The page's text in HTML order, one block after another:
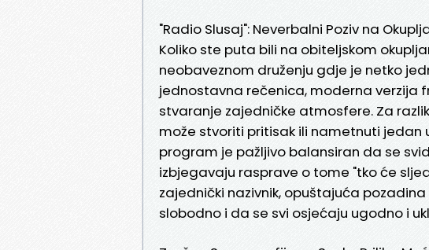
"Radio Slusaj": Neverbalni Poziv na
Koliko ste puta bili na obiteljskom
neobaveznom druženju gdje je netko
jednostavna rečenica, moderna verzija
stvaranje zajedničke atmosfere. Za
može stvoriti pritisak ili nametnuti jedan
program je pažljivo balansiran da se
izbjegavaju rasprave o tome "tko će
zajednički nazivnik, opuštajuća
slobodno i da se svi osjećaju ugodno i